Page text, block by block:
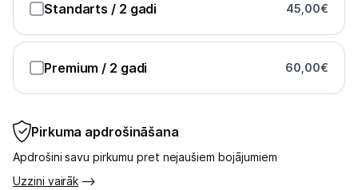
Pirkuma apdrošināšana
Apdrošini savu pirkumu pret nejaušiem bojājumiem
Uzzini vairāk
Standarts / 2 gadi 45,00€
Premium / 2 gadi 60,00€